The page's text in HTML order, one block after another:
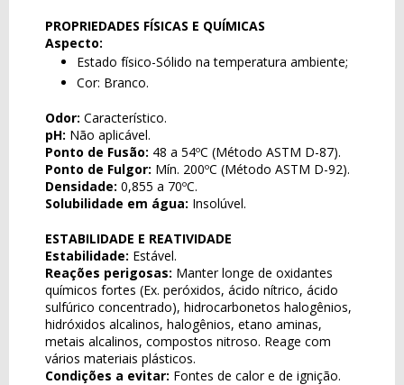
PROPRIEDADES FÍSICAS E QUÍMICAS
Aspecto:
Estado físico-Sólido na temperatura ambiente;
Cor: Branco.
Odor: Característico.
pH: Não aplicável.
Ponto de Fusão: 48 a 54ºC (Método ASTM D-87).
Ponto de Fulgor: Mín. 200ºC (Método ASTM D-92).
Densidade: 0,855 a 70ºC.
Solubilidade em água: Insolúvel.
ESTABILIDADE E REATIVIDADE
Estabilidade: Estável.
Reações perigosas: Manter longe de oxidantes
químicos fortes (Ex. peróxidos, ácido nítrico, ácido
sulfúrico concentrado), hidrocarbonetos halogênios,
hidróxidos alcalinos, halogênios, etano aminas,
metais alcalinos, compostos nitroso. Reage com
vários materiais plásticos.
Condições a evitar: Fontes de calor e de ignição.